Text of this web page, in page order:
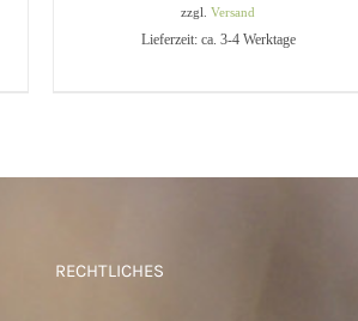
zzgl.Versand
Lieferzeit: ca. 3-4 Werktage
RECHTLICHES